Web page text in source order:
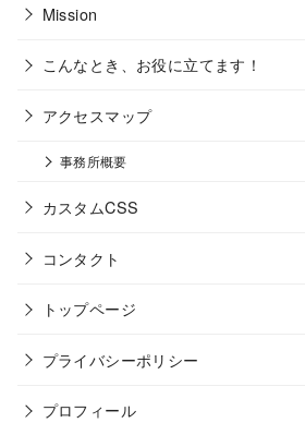
Mission
こんなとき、お役に立てます！
アクセスマップ
事務所概要
カスタムCSS
コンタクト
トップページ
プライバシーポリシー
プロフィール